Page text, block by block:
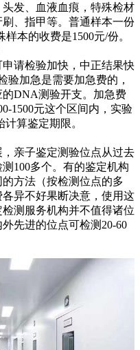
发、血液血痕，特殊检材
、指甲等。普通样本一份
本的收费是1500元/份。
请检验加快，中正结果快
验加急是需要加急费的，
DNA测验开支。加急费
1500元这个区间内，实验
算鉴定期限。
亲子鉴定测验位点从过去
100多个。有的鉴定机构
方法（按检测位点的多
异不好果断决意，使用这
测服务机构并不值得诸位
先进的位点可检测20-60